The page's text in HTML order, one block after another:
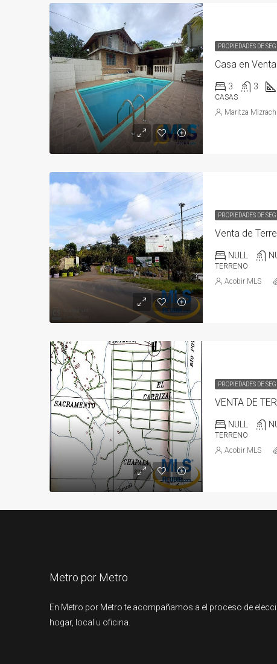
PROPIEDADES DE
Casa en
3 3
CASAS
Maritza Mizrachi
PROPIEDADES DE
Venta de
NULL
TERRENO
Acobir MLS
PROPIEDADES DE
VENTA DE
NULL
TERRENO
Acobir MLS
Metro por Metro
En Metro por Metro te acompañamos a el proceso de
hogar, local u oficina.